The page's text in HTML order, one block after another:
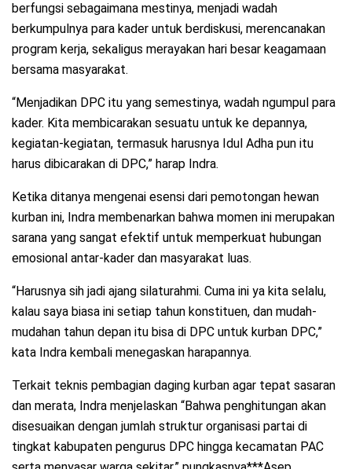
berfungsi sebagaimana mestinya, menjadi wadah
berkumpulnya para kader untuk berdiskusi, merencanakan
program kerja, sekaligus merayakan hari besar keagamaan
bersama masyarakat.
“Menjadikan DPC itu yang semestinya, wadah ngumpul para
kader. Kita membicarakan sesuatu untuk ke depannya,
kegiatan-kegiatan, termasuk harusnya Idul Adha pun itu
harus dibicarakan di DPC,” harap Indra.
Ketika ditanya mengenai esensi dari pemotongan hewan
kurban ini, Indra membenarkan bahwa momen ini merupakan
sarana yang sangat efektif untuk memperkuat hubungan
emosional antar-kader dan masyarakat luas.
“Harusnya sih jadi ajang silaturahmi. Cuma ini ya kita selalu,
kalau saya biasa ini setiap tahun konstituen, dan mudah-
mudahan tahun depan itu bisa di DPC untuk kurban DPC,”
kata Indra kembali menegaskan harapannya.
Terkait teknis pembagian daging kurban agar tepat sasaran
dan merata, Indra menjelaskan “Bahwa penghitungan akan
disesuaikan dengan jumlah struktur organisasi partai di
tingkat kabupaten pengurus DPC hingga kecamatan PAC